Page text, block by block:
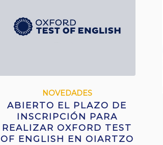
NOVEDADES
ABIERTO EL PLAZO DE
INSCRIPCIÓN PARA
REALIZAR OXFORD TEST
OF ENGLISH EN OIARTZO